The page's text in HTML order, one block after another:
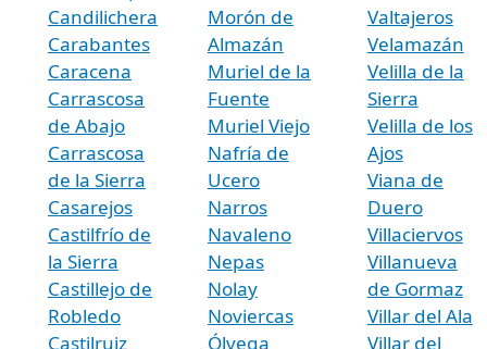
Candilichera
Carabantes
Caracena
Carrascosa
de Abajo
Carrascosa
de la Sierra
Casarejos
Castilfrío de
la Sierra
Castillejo de
Robledo
Castilruiz
Morón de
Almazán
Muriel de la
Fuente
Muriel Viejo
Nafría de
Ucero
Narros
Navaleno
Nepas
Nolay
Noviercas
Ólvega
Valtajeros
Velamazán
Velilla de la
Sierra
Velilla de los
Ajos
Viana de
Duero
Villaciervos
Villanueva
de Gormaz
Villar del Ala
Villar del